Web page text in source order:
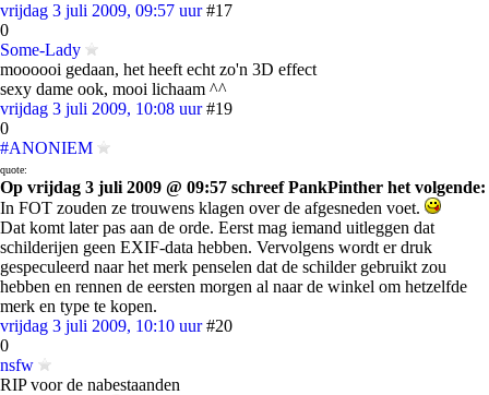
vrijdag 3 juli 2009, 09:57 uur #17
0
Some-Lady
moooooi gedaan, het heeft echt zo'n 3D effect
sexy dame ook, mooi lichaam ^^
vrijdag 3 juli 2009, 10:08 uur #19
0
#ANONIEM
quote:
Op vrijdag 3 juli 2009 @ 09:57 schreef PankPinther het volgende:
In FOT zouden ze trouwens klagen over de afgesneden voet.
Dat komt later pas aan de orde. Eerst mag iemand uitleggen dat
schilderijen geen EXIF-data hebben. Vervolgens wordt er druk
gespeculeerd naar het merk penselen dat de schilder gebruikt zou
hebben en rennen de eersten morgen al naar de winkel om hetzelfde
merk en type te kopen.
vrijdag 3 juli 2009, 10:10 uur #20
0
nsfw
RIP voor de nabestaanden